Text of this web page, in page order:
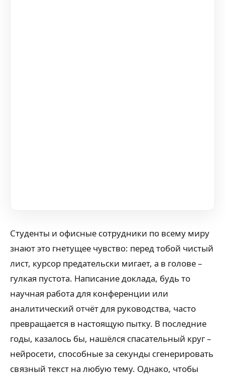
Студенты и офисные сотрудники по всему миру
знают это гнетущее чувство: перед тобой чистый
лист, курсор предательски мигает, а в голове –
гулкая пустота. Написание доклада, будь то
научная работа для конференции или
аналитический отчёт для руководства, часто
превращается в настоящую пытку. В последние
годы, казалось бы, нашёлся спасательный круг –
нейросети, способные за секунды сгенерировать
связный текст на любую тему. Однако, чтобы